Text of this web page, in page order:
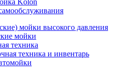
мойки высокого давления
мойки
техника
техника и инвентарь